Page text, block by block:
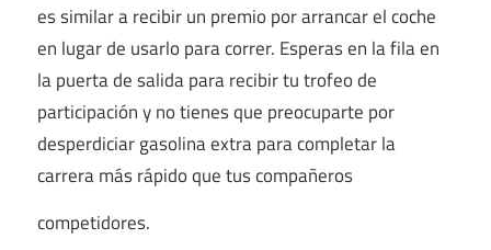
es similar a recibir un premio por arrancar el coche
en lugar de usarlo para correr. Esperas en la fila en
la puerta de salida para recibir tu trofeo de
participación y no tienes que preocuparte por
desperdiciar gasolina extra para completar la
carrera más rápido que tus compañeros
competidores.